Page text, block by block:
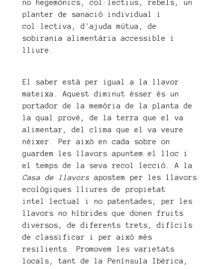
no hegemònics, col·lectius, rebels, un
planter de sanació individual i
col·lectiva, d'ajuda mútua, de
sobirania alimentària accessible i
lliure.
El saber està per igual a la llavor
mateixa. Aquest diminut ésser és un
portador de la memòria de la planta de
la qual prové, de la terra que el va
alimentar, del clima que el va veure
néixer. Per això en cada sobre on
guardem les llavors apuntem el lloc i
el temps de la seva recol·lecció. A la
Casa de llavors apostem per les llavors
ecològiques lliures de propietat
intel·lectual i no patentades; per les
llavors no híbrides que donen fruits
diversos, de diferents trets, difícils
de classificar i per això més
resilients. Promovem les varietats
locals, tant de la Península Ibèrica,